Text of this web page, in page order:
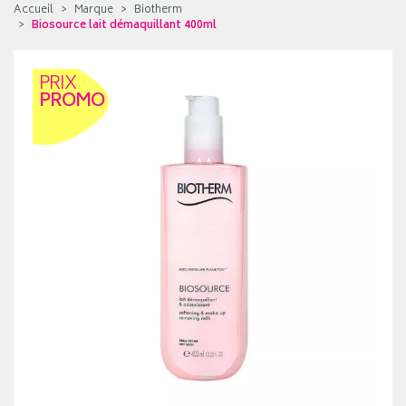
Accueil Marque
Biotherm
Biosource lait démaquillant 400ml
PRIX
PROMO